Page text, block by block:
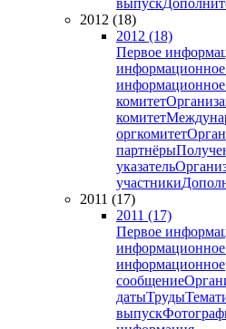
выпуск
2012 (18)
2012 (18)
Первое
комитет
комитет
оргкомитет
партнёры
указатель
участники
2011 (17)
2011 (17)
Первое
информационное
сообщение
датыТруды
выпуск